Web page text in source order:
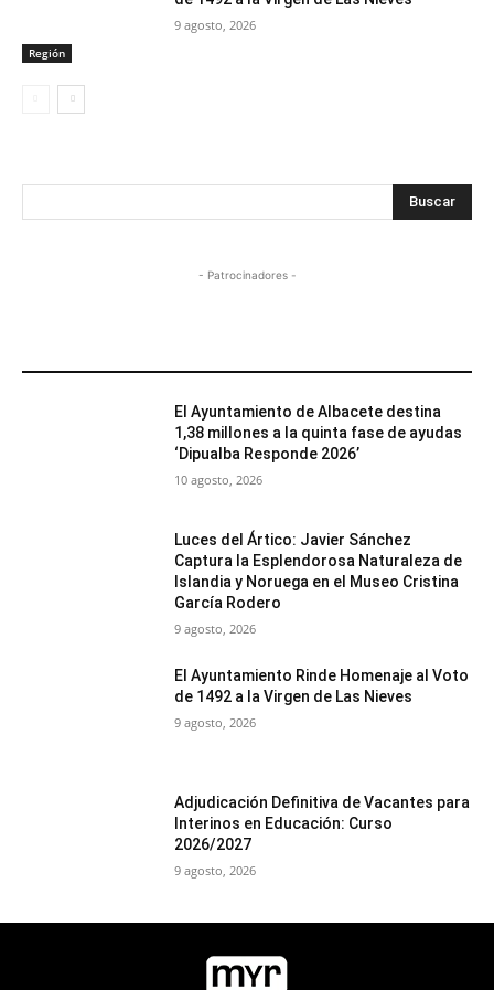
Región
9 agosto, 2026
Buscar
- Patrocinadores -
El Ayuntamiento de Albacete destina
1,38 millones a la quinta fase de ayudas
‘Dipualba Responde 2026’
10 agosto, 2026
Luces del Ártico: Javier Sánchez
Captura la Esplendorosa Naturaleza de
Islandia y Noruega en el Museo Cristina
García Rodero
9 agosto, 2026
El Ayuntamiento Rinde Homenaje al Voto
de 1492 a la Virgen de Las Nieves
9 agosto, 2026
Adjudicación Definitiva de Vacantes para
Interinos en Educación: Curso
2026/2027
9 agosto, 2026